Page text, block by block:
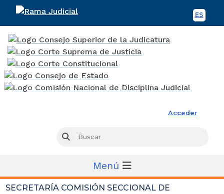
ES
Acceder
Buscar
Menú
SECRETARÍA COMISIÓN SECCIONAL DE